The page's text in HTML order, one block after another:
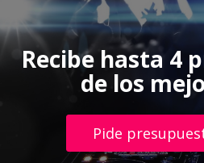
Recibe hasta 4
de los
Pide